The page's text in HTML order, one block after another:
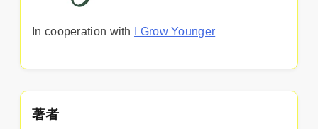
In cooperation with I Grow Younger
著者